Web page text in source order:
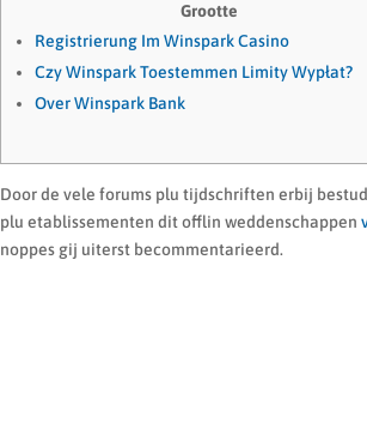
Grootte
Registrierung Im Winspark Casino
Czy Winspark Toestemmen Limity Wypłat?
Over Winspark Bank
Door de vele forums plu tijdschriften erbij
plu etablissementen dit offlin weddenschappen
noppes gij uiterst becommentarieerd.